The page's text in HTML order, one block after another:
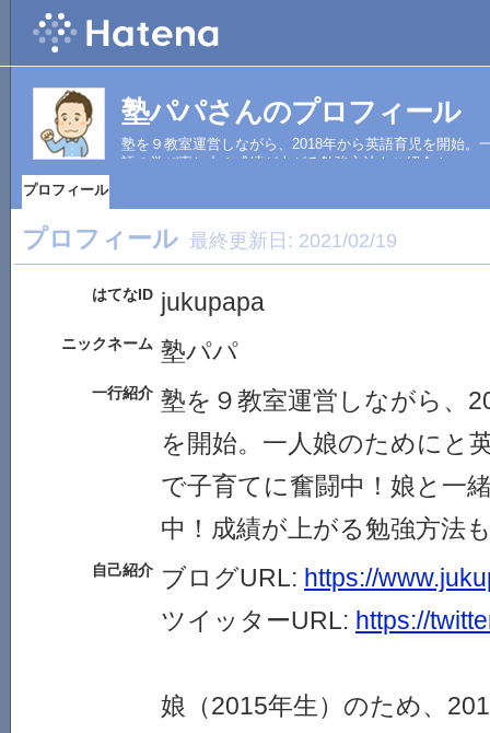
塾パパさんのプロフィール
塾を９教室運営しながら、2018年から英語育児を開始
語の学び直し中！成績が上がる勉強方法もご紹介！
プロフィール
プロフィール 最終更新日: 2021/02/19
はてなID jukupapa
ニックネーム 塾パパ
一行紹介 塾を９教室運営しながら、
を開始。一人娘のためにと
で子育てに奮闘中！娘と一
中！成績が上がる勉強方法
自己紹介 ブログURL: https://
ツイッターURL: https://
娘（2015年生）のため、